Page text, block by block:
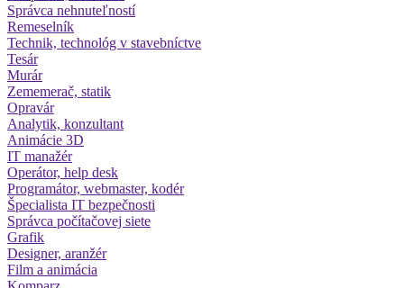
Správca nehnuteľností
Remeselník
Technik, technológ v stavebníctve
Tesár
Murár
Zememerač, statik
Opravár
Analytik, konzultant
Animácie 3D
IT manažér
Operátor, help desk
Programátor, webmaster, kodér
Špecialista IT bezpečnosti
Správca počítačovej siete
Grafik
Designer, aranžér
Film a animácia